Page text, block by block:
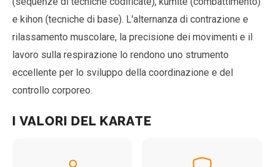
e kihon (tecniche di base). L'alternanza di contrazione e
rilassamento muscolare, la precisione dei movimenti e il
lavoro sulla respirazione lo rendono uno strumento
eccellente per lo sviluppo della coordinazione e del
controllo corporeo.
I VALORI DEL KARATE